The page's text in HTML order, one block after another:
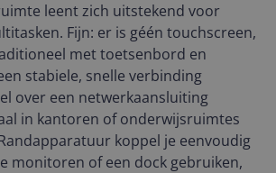
leent zich uitstekend voor
Fijn: er is géén touchscreen,
met toetsenbord en
stabiele, snelle verbinding
over een netwerkaansluiting
in kantoren of onderwijsruimtes
koppel je eenvoudig
monitoren of een dock gebruiken,